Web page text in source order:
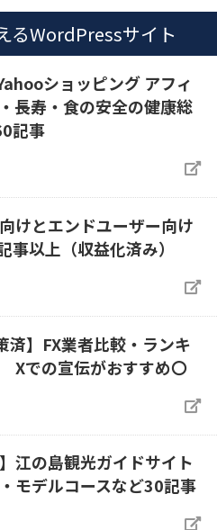
るWordPressサイト
ショッピング アフィ
長寿・食の安全の健康総
記事
けとエンドユーザー向け
以上（収益化済み）
済】FX業者比較・ランキ
Xでの宣伝がおすすめ〇
江の島観光ガイドサイト
モデルコースなど30記事